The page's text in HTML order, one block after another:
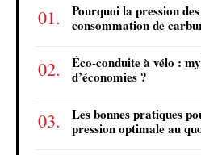
Pourquoi la pression
consommation de
Éco-conduite à vélo :
d’économies ?
Les bonnes pratiques
pression optimale au